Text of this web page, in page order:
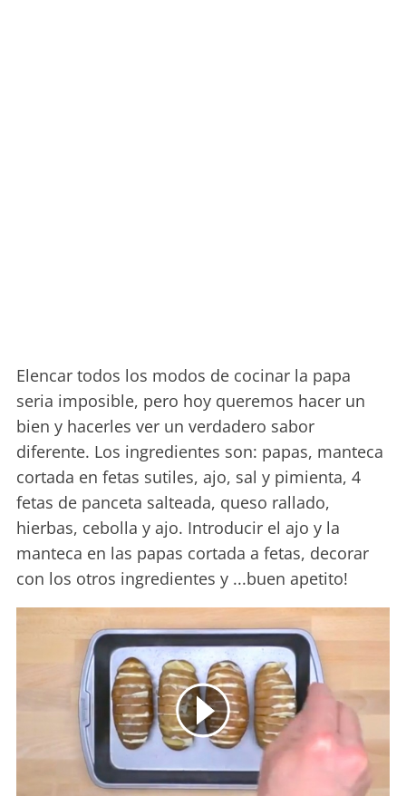
Elencar todos los modos de cocinar la papa
seria imposible, pero hoy queremos hacer un
bien y hacerles ver un verdadero sabor
diferente. Los ingredientes son: papas, manteca
cortada en fetas sutiles, ajo, sal y pimienta, 4
fetas de panceta salteada, queso rallado,
hierbas, cebolla y ajo. Introducir el ajo y la
manteca en las papas cortada a fetas, decorar
con los otros ingredientes y ...buen apetito!